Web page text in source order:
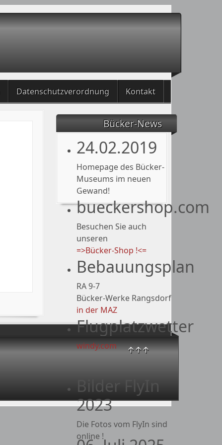
Datenschutzverordnung Kontakt
↑↑↑
Bücker-News
24.02.2019
Homepage des Bücker-
Museums im neuen
Gewand!
bueckershop.com
Besuchen Sie auch
unseren
=>Bücker-Shop !<=
Bebauungsplan
RA 9-7
Bücker-Werke Rangsdorf
in der MAZ
Flugplatzwetter
windy.com
Bilder FlyIn
2023
Die Fotos vom FlyIn sind
online !